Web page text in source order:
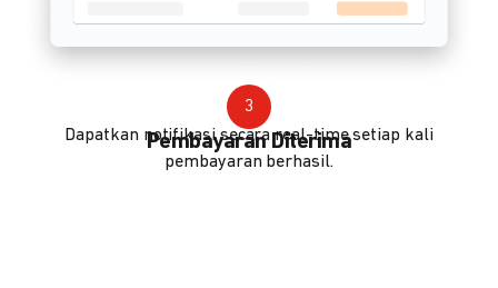
3
Pembayaran Diterima
Dapatkan notifikasi secara real-time setiap kali
pembayaran berhasil.